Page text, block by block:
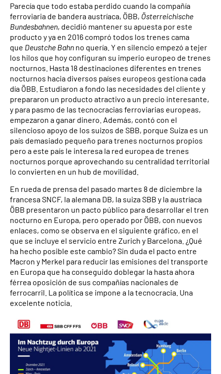
Parecía que todo estaba perdido cuando la compañía
ferroviaria de bandera austríaca, ÖBB, Österreichische
Bundesbahnen, decidió mantener su apuesta por este
producto y ya en 2016 compró todos los trenes cama
que Deustche Bahn no quería. Y en silencio empezó a tejer
los hilos que hoy configuran su imperio europeo de trenes
nocturnos. Hasta 18 destinaciones diferentes en trenes
nocturnos hacia diversos países europeos gestiona cada
día ÖBB. Estudiaron a fondo las necesidades del cliente y
prepararon un producto atractivo a un precio interesante,
y para pasmo de las tecnocracias ferroviarias europeas,
empezaron a ganar dinero. Además, contó con el
silencioso apoyo de los suizos de SBB, porque Suiza es un
país demasiado pequeño para trenes nocturnos propios
pero a este país le interesa la red europea de trenes
nocturnos porque aprovechando su centralidad territorial
lo convierten en un hub de movilidad.
En rueda de prensa del pasado martes 8 de diciembre la
francesa SNCF, la alemana DB, la suiza SBB y la austríaca
ÖBB presentaron un pacto público para desarrollar el tren
nocturno en Europa, pero operado por ÖBB, con nuevos
enlaces, como se observa en el siguiente gráfico, en el
que se incluye el servicio entre Zurich y Barcelona. ¿Qué
ha hecho posible este cambio? Sin duda el pacto entre
Macron y Merkel para reducir las emisiones del transporte
en Europa que ha conseguido doblegar ​la hasta ahora
férrea oposición de sus compañías nacionales de
ferrocarril. La política se impone a la tecnocracia. Una
excelente noticia.